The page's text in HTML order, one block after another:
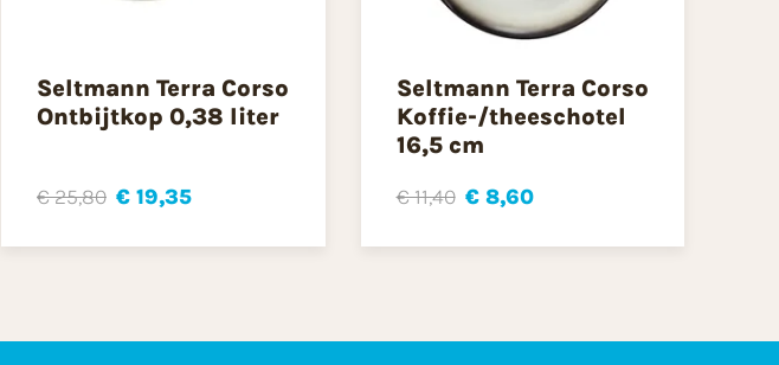
Seltmann Terra Corso
Ontbijtkop 0,38 liter
€ 25,80 € 19,35
Seltmann Terra Corso
Koffie-/theeschotel
16,5 cm
€ 11,40 € 8,60